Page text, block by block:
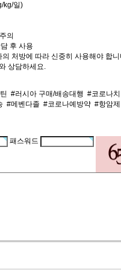
kg/일)
의
후 사용
처방에 따라 신중히 사용해야 합
상담하세요.
#러시아 구매/배송대행 #코로나
#메벤다졸 #코로나예방약 #항암제
패스워드